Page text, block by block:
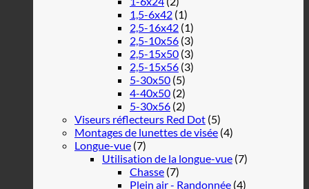
1,5-6x42 (1)
2,5-16x42 (1)
2,5-10x56 (3)
2,5-15x50 (3)
2,5-15x56 (3)
5-30x50 (5)
4-40x50 (2)
5-30x56 (2)
Viseurs réflecteurs Red Dot (5)
Montages de lunettes de visée (4)
Longue-vue (7)
Utilisation de la longue-vue (7)
Chasse (7)
Plein air - Randonnée (4)